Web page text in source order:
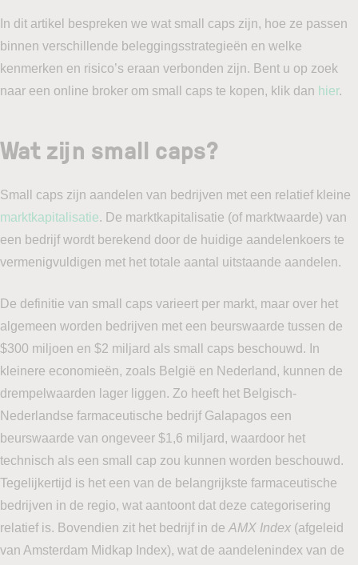
In dit artikel bespreken we wat small caps zijn, hoe ze passen
binnen verschillende beleggingsstrategieën en welke
kenmerken en risico’s eraan verbonden zijn. Bent u op zoek
naar een online broker om small caps te kopen, klik dan hier.
Wat zijn small caps?
Small caps zijn aandelen van bedrijven met een relatief kleine
marktkapitalisatie. De marktkapitalisatie (of marktwaarde) van
een bedrijf wordt berekend door de huidige aandelenkoers te
vermenigvuldigen met het totale aantal uitstaande aandelen.
De definitie van small caps varieert per markt, maar over het
algemeen worden bedrijven met een beurswaarde tussen de
$300 miljoen en $2 miljard als small caps beschouwd. In
kleinere economieën, zoals België en Nederland, kunnen de
drempelwaarden lager liggen. Zo heeft het Belgisch-
Nederlandse farmaceutische bedrijf Galapagos een
beurswaarde van ongeveer $1,6 miljard, waardoor het
technisch als een small cap zou kunnen worden beschouwd.
Tegelijkertijd is het een van de belangrijkste farmaceutische
bedrijven in de regio, wat aantoont dat deze categorisering
relatief is. Bovendien zit het bedrijf in de AMX Index (afgeleid
van Amsterdam Midkap Index), wat de aandelenindex van de